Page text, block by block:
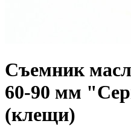
Съемник
60-90 мм
(клещи)